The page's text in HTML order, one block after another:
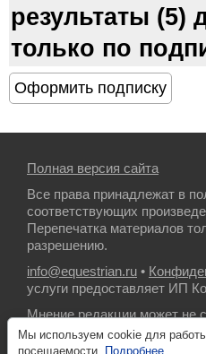
результаты (5)
только по
Полная версия сайта
Все права принадлежат в
соответствующих
Перепечатка материалов
разрешению.
info@equestrian.ru •
услуги предоставляет ИП
Мнение редакции может не
авторов.
Мы используем cookie для
посещаемости.
Подробнее